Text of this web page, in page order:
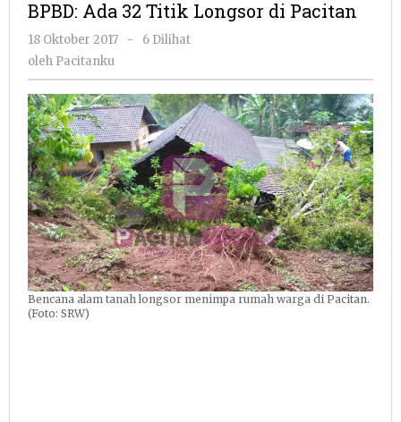
Titik
BPBD: Ada 32 Titik Longsor di Pacitan
18 Oktober 2017
oleh
-
6 Dilihat
oleh Pacitanku
Bencana alam tanah longsor menimpa rumah warga di Pacitan.
(Foto: SRW)